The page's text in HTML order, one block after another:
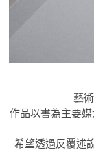
藝
作品以書為主要
希望透過反覆述